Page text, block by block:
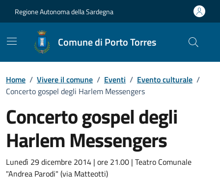
Regione Autonoma della Sardegna
Comune di Porto Torres
Home / Vivere il comune / Eventi / Evento culturale /
Concerto gospel degli Harlem Messengers
Concerto gospel degli
Harlem Messengers
Dettaglio dell'evento
Lunedì 29 dicembre 2014 | ore 21.00 | Teatro Comunale
"Andrea Parodi" (via Matteotti)